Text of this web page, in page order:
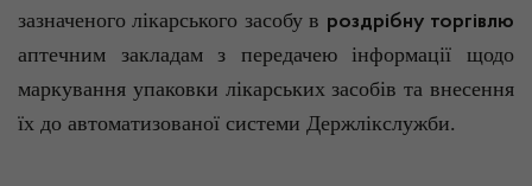
зазначеного лікарського засобу в роздрібну торгівлю
аптечним закладам з передачею інформації щодо
маркування упаковки лікарських засобів та внесення
їх до автоматизованої системи Держлікслужби.